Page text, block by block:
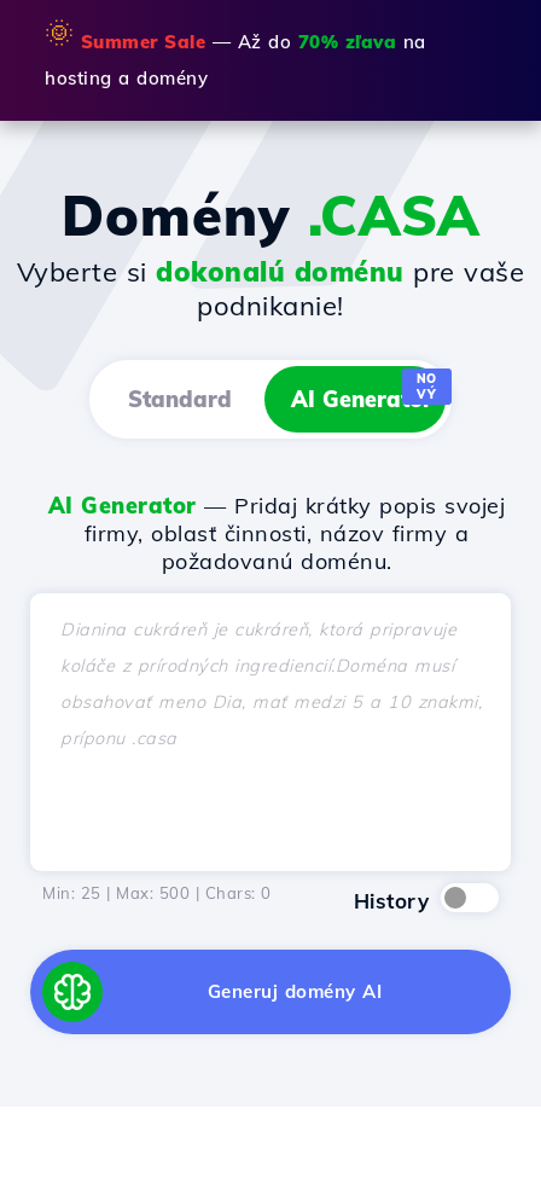
🌞 Summer Sale — Až do 70% zľava na
hosting a domény
Domény .CASA
Vyberte sidokonalú doménu pre vaše
podnikanie!
Standard AI Generator
NO
VÝ
AI Generator — Pridaj krátky popis svojej
firmy, oblasť činnosti, názov firmy a
požadovanú doménu.
Min: 25 | Max: 500 | Chars: 0 History
Generuj domény AI